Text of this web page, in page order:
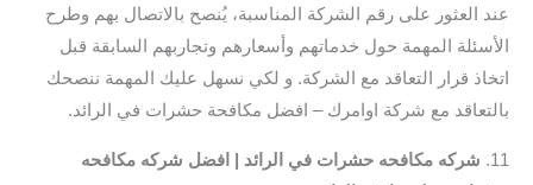
عند العثور على رقم الشركة المناسبة، يُنصح بالاتصال بهم وطرح
الأسئلة المهمة حول خدماتهم وأسعارهم وتجاربهم السابقة قبل
اتخاذ قرار التعاقد مع الشركة. و لكي نسهل عليك المهمة ننصحك
بالتعاقد مع شركة اوامرك – افضل مكافحة حشرات في الرائد.
11.
شركه مكافحه حشرات في الرائد | افضل شركه مكافحه